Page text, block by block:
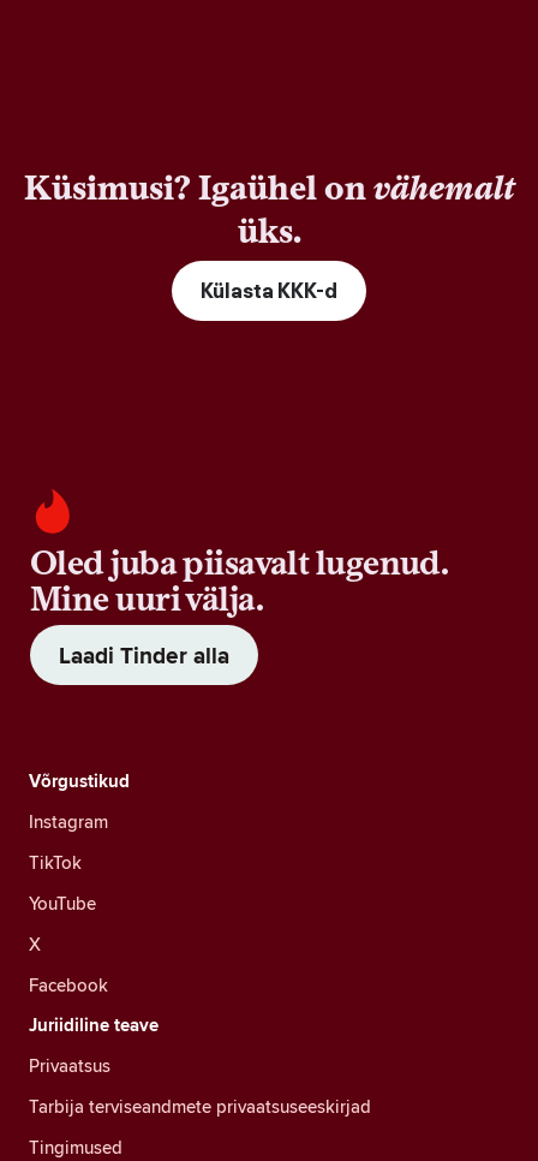
Küsimusi? Igaühel onvähemalt
üks.
Külasta KKK-d
Oled juba piisavalt lugenud.
Mine uuri välja.
Laadi Tinder alla
Võrgustikud
Instagram
TikTok
YouTube
X
Facebook
Juriidiline teave
Privaatsus
Tarbija terviseandmete privaatsuseeskirjad
Tingimused